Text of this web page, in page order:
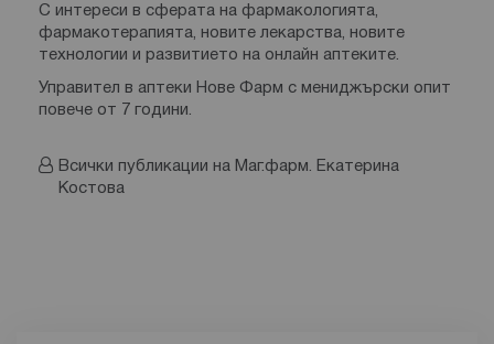
С интереси в сферата на фармакологията,
фармакотерапията, новите лекарства, новите
технологии и развитието на онлайн аптеките.
Управител в аптеки Нове Фарм с мениджърски опит
повече от 7 години.
Всички публикации на Маг.фарм. Екатерина
Костова